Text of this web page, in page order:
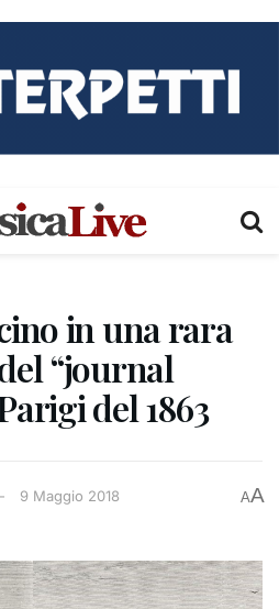
in una rara
“journal
del 1863
9 Maggio 2018 AA